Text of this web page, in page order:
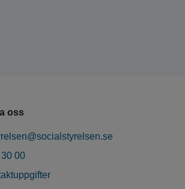
oss
00